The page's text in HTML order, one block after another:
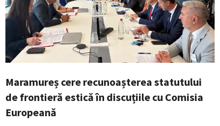
Maramureș cere recunoașterea statutului
de frontieră estică în discuțiile cu Comisia
Europeană